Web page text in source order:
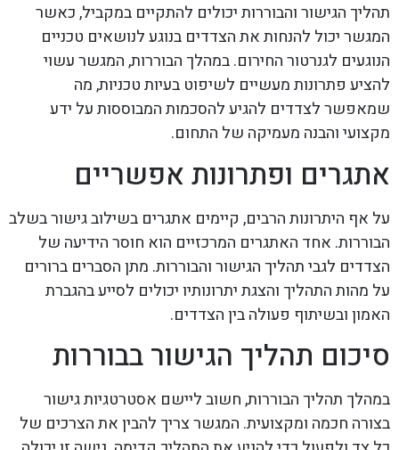
תהליך הגישור והבוררות יכולים להתקיים במקביל, כאשר
המגשר יכול להנחות את הצדדים בנוגע לנושאים טכניים
הנוגעים לגנרטור החירום. במהלך הבוררות, המגשר עשוי
להציע פתרונות מעשיים לשיפוט בעיות טכניות, מה
שמאפשר לצדדים להגיע להסכמות המבוססות על ידע
מקצועי והבנה מעמיקה של התחום.
אתגרים ופתרונות אפשריים
על אף היתרונות הרבים, קיימים אתגרים בשילוב גישור בשלב
הבוררות. אחד האתגרים המרכזיים הוא חוסר הידיעה של
הצדדים לגבי תהליך הגישור והבוררות. מתן הסברים ברורים
על מהות התהליך והצגת יתרונותיו יכולים לסייע בהגברת
האמון ובשיתוף פעולה בין הצדדים.
סיכום תהליך הגישור בבוררות
במהלך תהליך הבוררות, חשוב ליישם אסטרטגיות גישור
בצורה חכמה ומקצועית. המגשר צריך להבין את הצרכים של